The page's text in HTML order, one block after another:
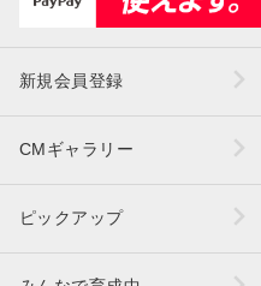
新規会員登録
CMギャラリー
ピックアップ